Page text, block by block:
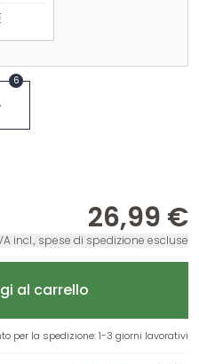
6
26,99 €
incl., spese di spedizione escluse
al carrello
per la spedizione: 1-3 giorni lavorativi